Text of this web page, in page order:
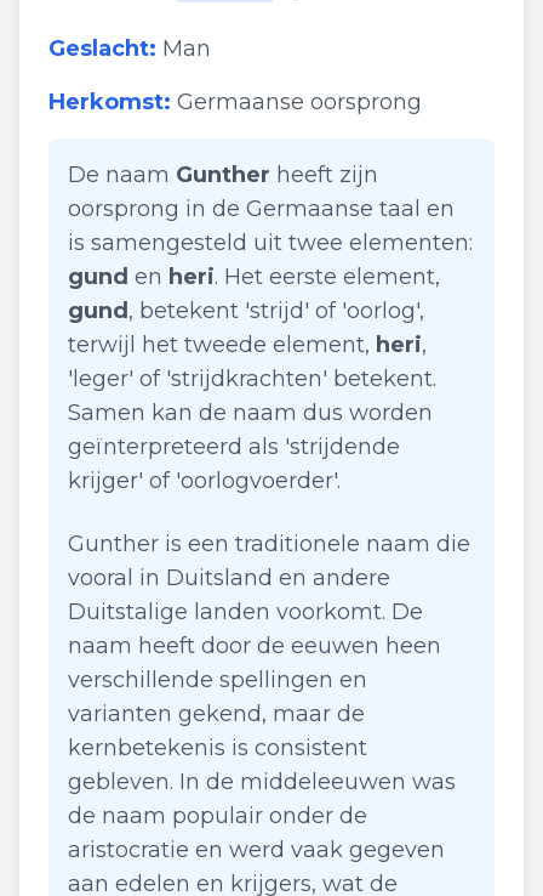
Geslacht: Man
Herkomst: Germaanse oorsprong
De naam Gunther heeft zijn
oorsprong in de Germaanse taal en
is samengesteld uit twee elementen:
gund en heri. Het eerste element,
gund , betekent 'strijd' of 'oorlog',
terwijl het tweede element, heri,
'leger' of 'strijdkrachten' betekent.
Samen kan de naam dus worden
geïnterpreteerd als 'strijdende
krijger' of 'oorlogvoerder'.
Gunther is een traditionele naam die
vooral in Duitsland en andere
Duitstalige landen voorkomt. De
naam heeft door de eeuwen heen
verschillende spellingen en
varianten gekend, maar de
kernbetekenis is consistent
gebleven. In de middeleeuwen was
de naam populair onder de
aristocratie en werd vaak gegeven
aan edelen en krijgers, wat de